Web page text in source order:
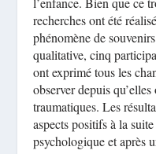
recherches ont été
phénomène de
qualitative, cinq
ont exprimé tous les
observer depuis
traumatiques. Les
aspects positifs à la
psychologique et après